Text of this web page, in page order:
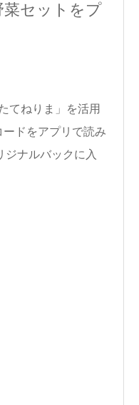
セットをプ
てねりま」を活用
ドをアプリで読み
ナルバックに入